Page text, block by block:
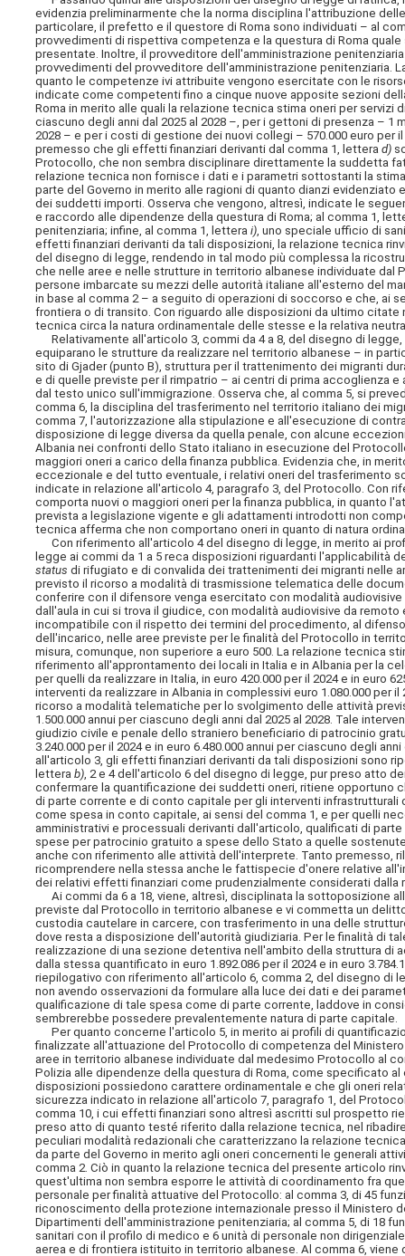
evidenzia preliminarmente che la norma disciplina l'attribuzione
particolare, il prefetto e il questore di Roma sono individuati – al
provvedimenti di rispettiva competenza e la questura di Roma
presentate. Inoltre, il provveditore dell'amministrazione
provvedimenti del provveditore dell'amministrazione penitenziaria.
quanto le competenze ivi attribuite vengono esercitate con le
indicate come competenti fino a cinque nuove apposite sezioni
Roma in merito alle quali la relazione tecnica stima oneri per servizi
ciascuno degli anni dal 2025 al 2028 –, per i gettoni di presenza – 1
2028 – e per i costi di gestione dei nuovi collegi – 570.000 euro per
premesso che gli effetti finanziari derivanti dal comma 1, letterad)
Protocollo, che non sembra disciplinare direttamente la suddetta
relazione tecnica non fornisce i dati e i parametri sottostanti la
parte del Governo in merito alle ragioni di quanto dianzi
dei suddetti importi. Osserva che vengono, altresì, indicate le
e raccordo alle dipendenze della questura di Roma; al comma 1,
penitenziaria; infine, al comma 1, letterai) , uno speciale ufficio di
effetti finanziari derivanti da tali disposizioni, la relazione tecnica
del disegno di legge, rendendo in tal modo più complessa la
che nelle aree e nelle strutture in territorio albanese individuate
persone imbarcate su mezzi delle autorità italiane all'esterno del
in base al comma 2 – a seguito di operazioni di soccorso e che, ai
frontiera o di transito. Con riguardo alle disposizioni da ultimo
tecnica circa la natura ordinamentale delle stesse e la relativa
Relativamente all'articolo 3, commi da 4 a 8, del disegno di
equiparano le strutture da realizzare nel territorio albanese – in
sito di Gjader (punto B), struttura per il trattenimento dei migranti
e di quelle previste per il rimpatrio – ai centri di prima accoglienza
dal testo unico sull'immigrazione. Osserva che, al comma 5, si
comma 6, la disciplina del trasferimento nel territorio italiano dei
comma 7, l'autorizzazione alla stipulazione e all'esecuzione di
disposizione di legge diversa da quella penale, con alcune
Albania nei confronti dello Stato italiano in esecuzione del
maggiori oneri a carico della finanza pubblica. Evidenzia che, in
eccezionale e del tutto eventuale, i relativi oneri del trasferimento
indicate in relazione all'articolo 4, paragrafo 3, del Protocollo. Con
comporta nuovi o maggiori oneri per la finanza pubblica, in quanto
prevista a legislazione vigente e gli adattamenti introdotti non
tecnica afferma che non comportano oneri in quanto di natura
Con riferimento all'articolo 4 del disegno di legge, in merito ai
legge ai commi da 1 a 5 reca disposizioni riguardanti
status di rifugiato e di convalida dei trattenimenti dei migranti nelle
previsto il ricorso a modalità di trasmissione telematica delle
conferire con il difensore venga esercitato con modalità
dall'aula in cui si trova il giudice, con modalità audiovisive da
incompatibile con il rispetto dei termini del procedimento, al
dell'incarico, nelle aree previste per le finalità del Protocollo in
misura, comunque, non superiore a euro 500. La relazione tecnica
riferimento all'approntamento dei locali in Italia e in Albania per la
per quelli da realizzare in Italia, in euro 420.000 per il 2024 e in euro
interventi da realizzare in Albania in complessivi euro 1.080.000
ricorso a modalità telematiche per lo svolgimento delle attività
1.500.000 annui per ciascuno degli anni dal 2025 al 2028. Tale
giudizio civile e penale dello straniero beneficiario di patrocinio
3.240.000 per il 2024 e in euro 6.480.000 annui per ciascuno degli
all'articolo 3, gli effetti finanziari derivanti da tali disposizioni sono
letterab) , 2 e 4 dell'articolo 6 del disegno di legge, pur preso atto
confermare la quantificazione dei suddetti oneri, ritiene opportuno
di parte corrente e di conto capitale per gli interventi infrastrutturali
come spesa in conto capitale, ai sensi del comma 1, e per quelli
amministrativi e processuali derivanti dall'articolo, qualificati di
spese per patrocinio gratuito a spese dello Stato a quelle
anche con riferimento alle attività dell'interprete. Tanto premesso,
ricomprendere nella stessa anche le fattispecie d'onere relative
dei relativi effetti finanziari come prudenzialmente considerati dalla
Ai commi da 6 a 18, viene, altresì, disciplinata la sottoposizione
previste dal Protocollo in territorio albanese e vi commetta un
custodia cautelare in carcere, con trasferimento in una delle
dove resta a disposizione dell'autorità giudiziaria. Per le finalità di
realizzazione di una sezione detentiva nell'ambito della struttura
dalla stessa quantificato in euro 1.892.086 per il 2024 e in euro
riepilogativo con riferimento all'articolo 6, comma 2, del disegno di
non avendo osservazioni da formulare alla luce dei dati e dei
qualificazione di tale spesa come di parte corrente, laddove in
sembrerebbe possedere prevalentemente natura di parte capitale.
Per quanto concerne l'articolo 5, in merito ai profili di
finalizzate all'attuazione del Protocollo di competenza del
aree in territorio albanese individuate dal medesimo Protocollo al
Polizia alle dipendenze della questura di Roma, come specificato
disposizioni possiedono carattere ordinamentale e che gli oneri
sicurezza indicato in relazione all'articolo 7, paragrafo 1, del
comma 10, i cui effetti finanziari sono altresì ascritti sul prospetto
preso atto di quanto testé riferito dalla relazione tecnica, nel
peculiari modalità redazionali che caratterizzano la relazione
da parte del Governo in merito agli oneri concernenti le generali
comma 2. Ciò in quanto la relazione tecnica del presente articolo
quest'ultima non sembra esporre le attività di coordinamento fra
personale per finalità attuative del Protocollo: al comma 3, di 45
riconoscimento della protezione internazionale presso il Ministero
Dipartimenti dell'amministrazione penitenziaria; al comma 5, di 18
sanitari con il profilo di medico e 6 unità di personale non
aerea e di frontiera istituito in territorio albanese. Al comma 6,